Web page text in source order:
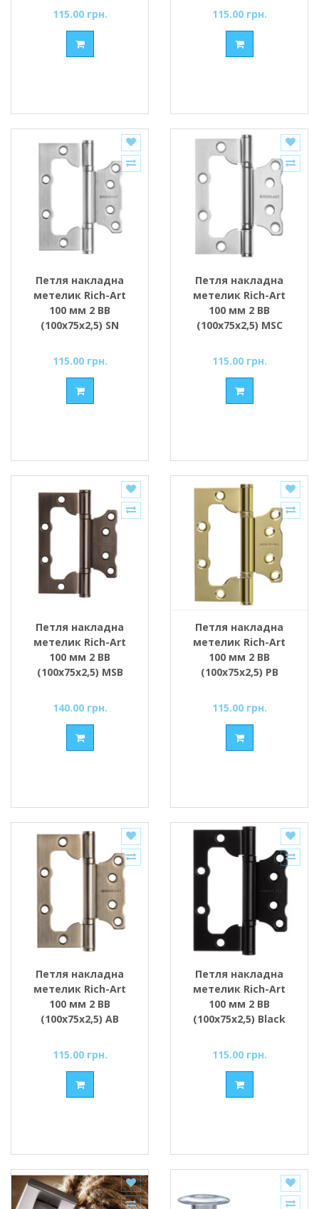
115.00 грн.
115.00 грн.
Петля накладна
метелик Rich-Art
100 мм 2 ВВ
(100х75х2,5) SN
115.00 грн.
Петля накладна
метелик Rich-Art
100 мм 2 ВВ
(100х75х2,5) MSC
115.00 грн.
Петля накладна
метелик Rich-Art
100 мм 2 ВВ
(100х75х2,5) MSB
140.00 грн.
Петля накладна
метелик Rich-Art
100 мм 2 ВВ
(100х75х2,5) РВ
115.00 грн.
Петля накладна
метелик Rich-Art
100 мм 2 ВВ
(100х75х2,5) AB
115.00 грн.
Петля накладна
метелик Rich-Art
100 мм 2 ВВ
(100х75х2,5) Black
115.00 грн.